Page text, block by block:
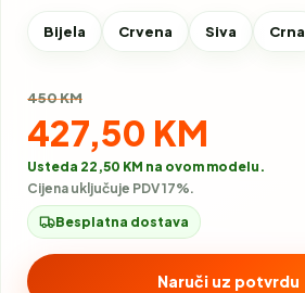
Bijela Crvena Siva Crna
Stara cijena:
450 KM
Akcijska cijena:
427,50 KM
Usteda 22,50 KM na ovom modelu.
Cijena uključuje PDV 17%.
Besplatna dostava
Naruči uz potvrdu